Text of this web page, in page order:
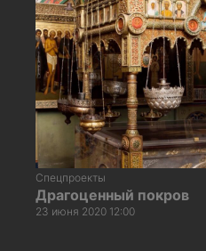
Спецпроекты
Драгоценный покров
23 июня 2020 12:00